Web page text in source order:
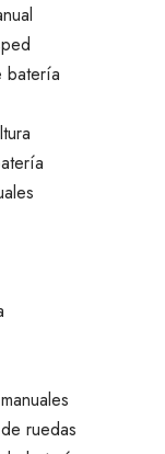
batería
ruedas